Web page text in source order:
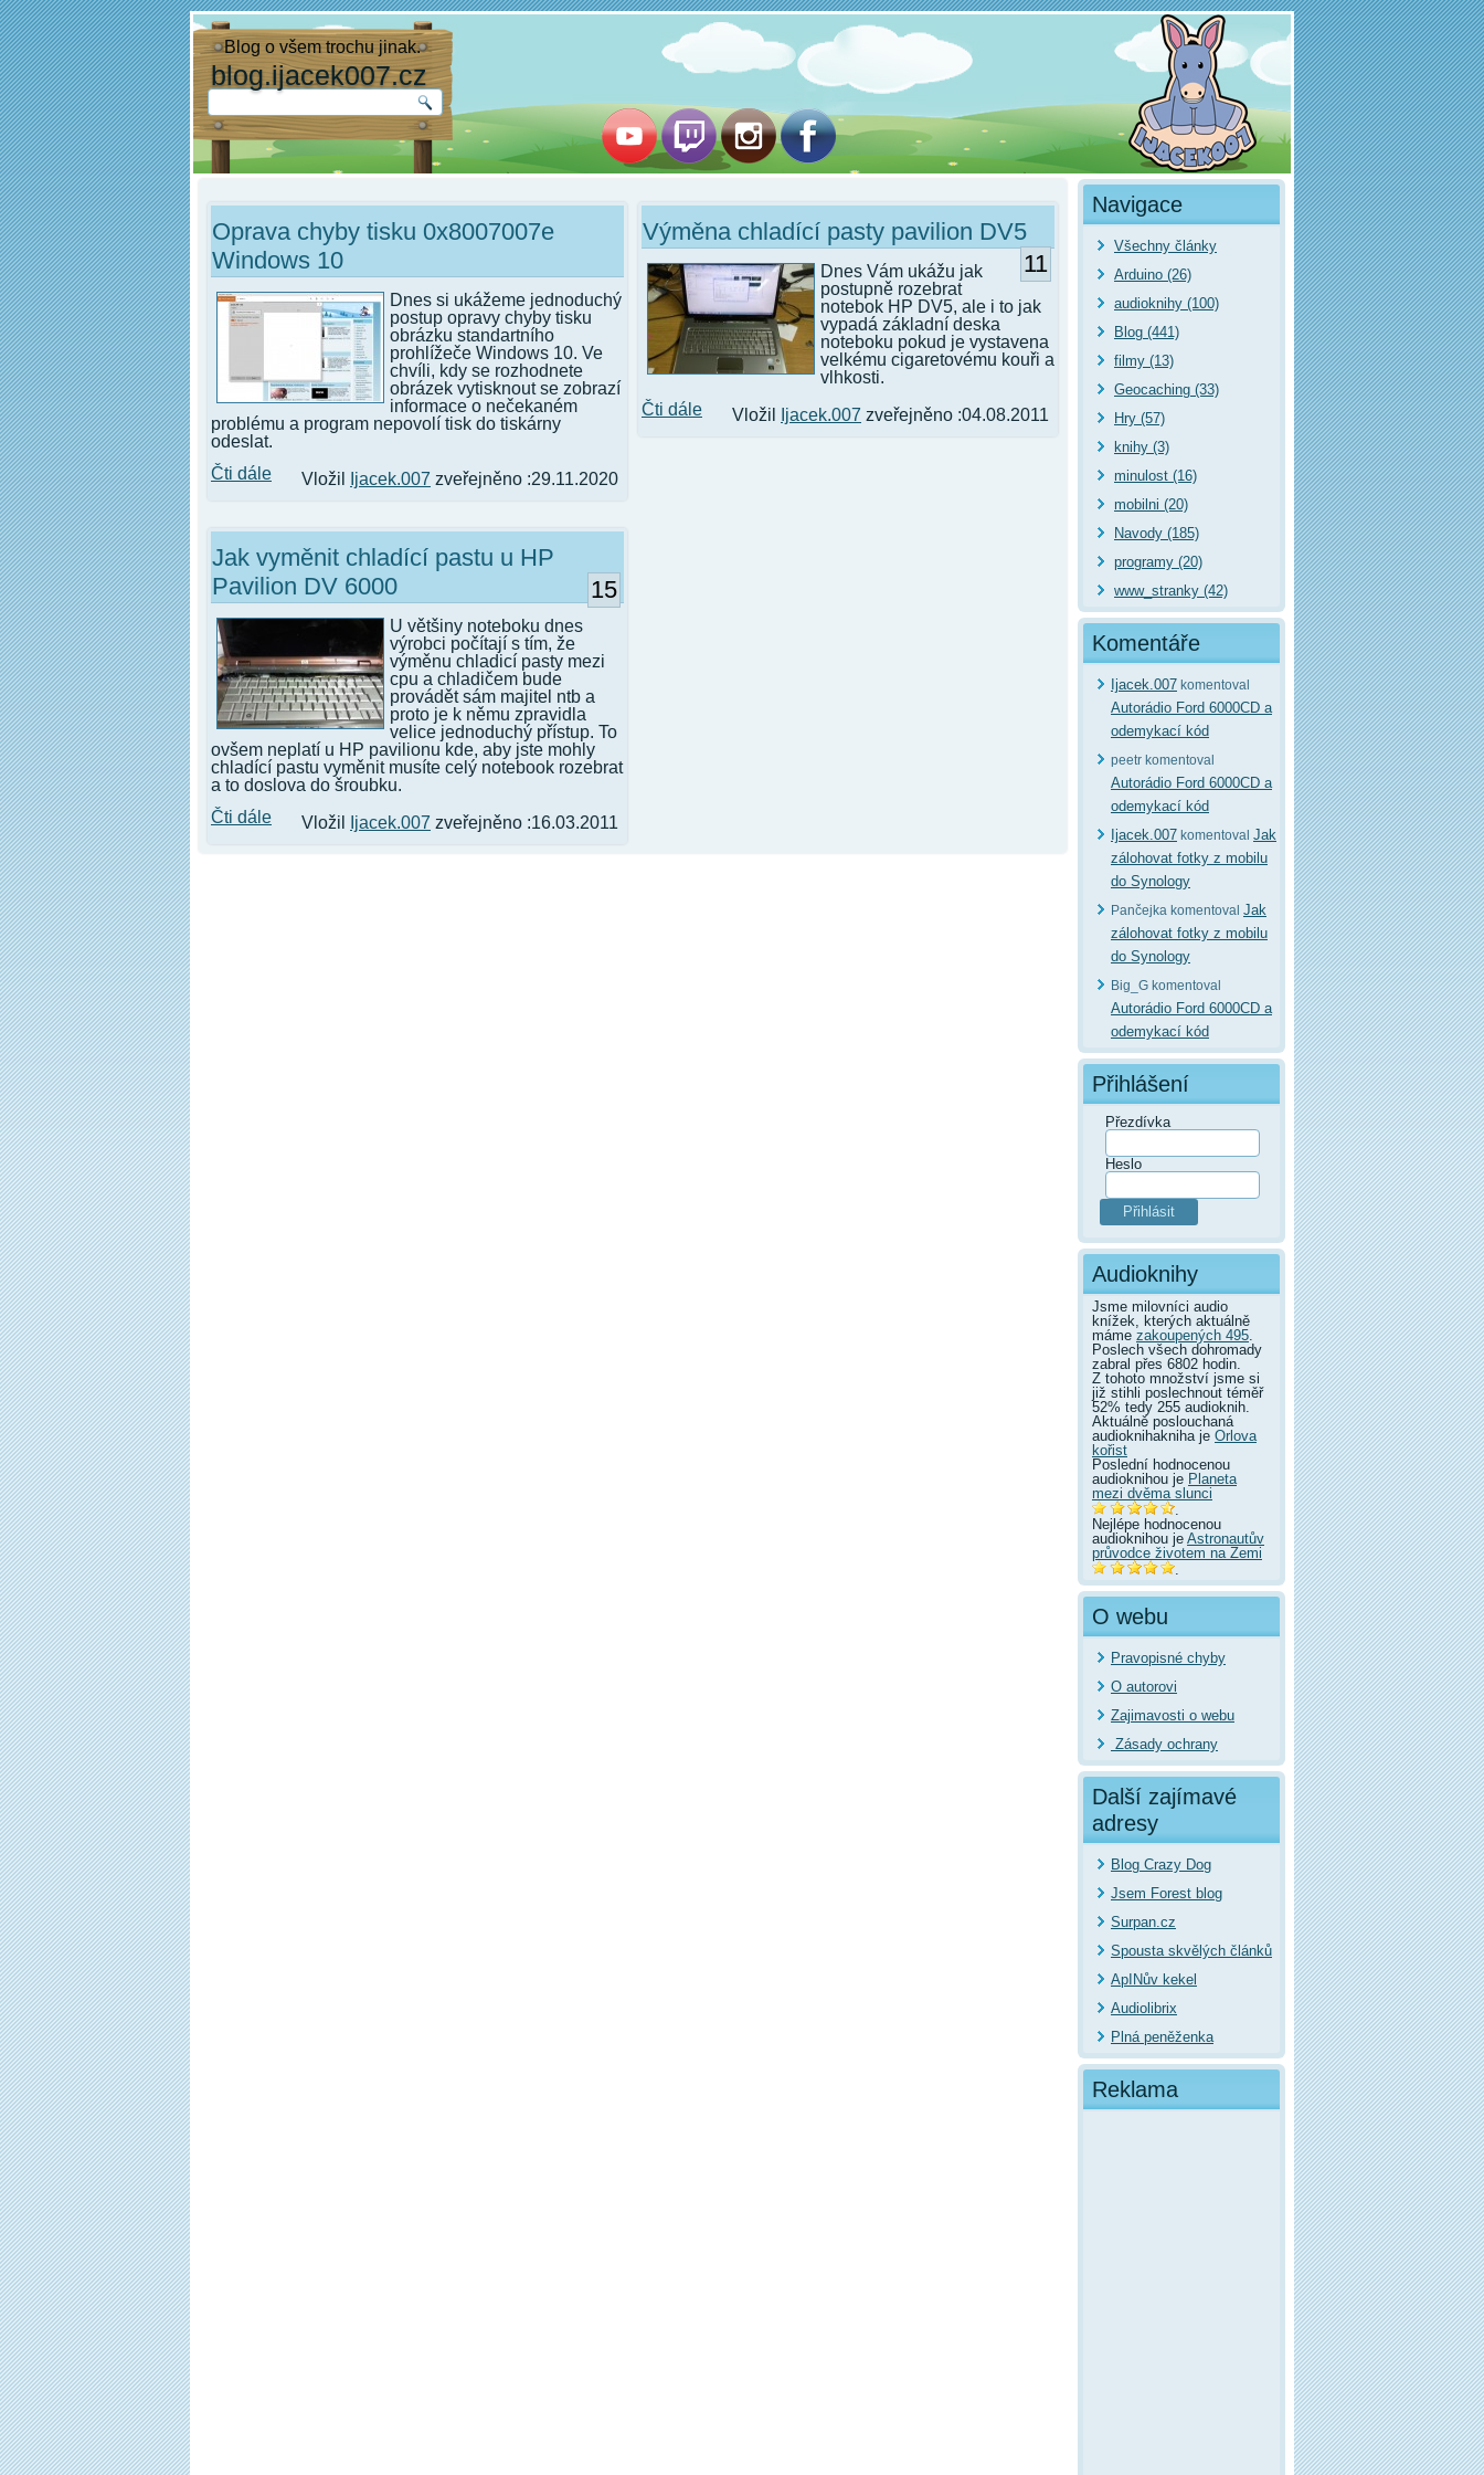
blog.ijacek007.cz
Blog o všem trochu jinak.
Oprava chyby tisku 0x8007007e
Windows 10
Dnes si ukážeme jednoduchý
postup opravy chyby tisku
obrázku standartního
prohlížeče Windows 10. Ve
chvíli, kdy se rozhodnete
obrázek vytisknout se zobrazí
informace o nečekaném
problému a program nepovolí tisk do tiskárny
odeslat.
Vložil
Ijacek.007 zveřejněno :29.11.2020
Čti dále
Výměna chladící pasty pavilion DV5
11
Dnes Vám ukážu jak
postupně rozebrat
notebok HP DV5, ale i to jak
vypadá základní deska
noteboku pokud je vystavena
velkému cigaretovému kouři a
vlhkosti.
Vložil
Ijacek.007 zveřejněno :04.08.2011
Čti dále
Jak vyměnit chladící pastu u HP
Pavilion DV 6000
15
U většiny noteboku dnes
výrobci počítají s tím, že
výměnu chladicí pasty mezi
cpu a chladičem bude
provádět sám majitel ntb a
proto je k němu zpravidla
velice jednoduchý přístup. To
ovšem neplatí u HP pavilionu kde, aby jste mohly
chladící pastu vyměnit musíte celý notebook rozebrat
a to doslova do šroubku.
Vložil
Ijacek.007 zveřejněno :16.03.2011
Čti dále
Navigace
Všechny články
Arduino (26)
audioknihy (100)
Blog (441)
filmy (13)
Geocaching (33)
Hry (57)
knihy (3)
minulost (16)
mobilni (20)
Navody (185)
programy (20)
www_stranky (42)
Komentáře
Ijacek.007 komentoval
Autorádio Ford 6000CD a
odemykací kód
peetr komentoval
Autorádio Ford 6000CD a
odemykací kód
Ijacek.007 komentoval Jak
zálohovat fotky z mobilu
do Synology
Pančejka komentoval Jak
zálohovat fotky z mobilu
do Synology
Big_G komentoval
Autorádio Ford 6000CD a
odemykací kód
Přihlášení
Přezdívka
Heslo
Audioknihy
Jsme milovníci audio
knížek, kterých aktuálně
máme zakoupených 495
Poslech všech dohromady
zabral přes 6802 hodin.
Z tohoto množství jsme si
již stihli poslechnout téměř
52% tedy 255 audioknih.
Aktuálně poslouchaná
audioknihakniha je Orlova
kořist
Poslední hodnocenou
audioknihou je Planeta
mezi dvěma slunci
Nejlépe hodnocenou
audioknihou je Astronautův
průvodce životem na Zemi
O webu
Pravopisné chyby
O autorovi
Zajimavosti o webu
Zásady ochrany
Další zajímavé
adresy
Blog Crazy Dog
Jsem Forest blog
Surpan.cz
Spousta skvělých článků
ApINův kekel
Audiolibrix
Plná peněženka
Reklama